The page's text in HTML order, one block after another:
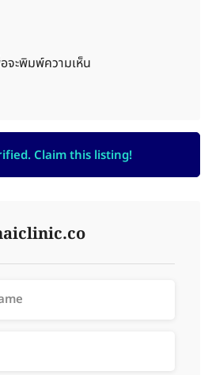
จะพิมพ์ความเห็น
Claim this listing!